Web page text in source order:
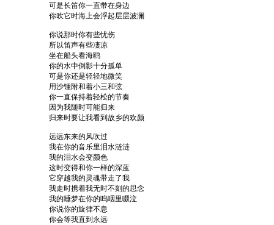
可是长笛你一直带在身边
你吹它时海上会浮起层层波澜
你说那时你有些忧伤
所以笛声有些凄凉
坐在船头看海鸥
你的水中倒影十分孤单
可是你还是轻轻地微笑
用沙锺附和着小三和弦
你一直保持着轻松的节奏
因为我随时可能归来
归来时要让我看到故乡的欢颜
远远东来的风吹过
我在你的音乐里泪水涟涟
我的泪水会变颜色
这时变得和你一样的深蓝
它穿越我的灵魂带走了我
我走时携着我无时不刻的思念
我的睡梦在你的呜咽里啜泣
你说你的旋律不息
你会等我直到永远